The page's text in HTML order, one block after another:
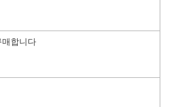
매합니다